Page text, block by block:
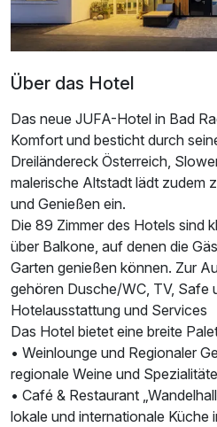
Ausstattung
Für 3 Tage
Doppelzimmer Superior
2 Erwachsene
Über das Hotel
Das neue JUFA-Hotel in Bad
Komfort und besticht durch
Dreiländereck Österreich,
malerische Altstadt lädt zudem
und Genießen ein.
Die 89 Zimmer des Hotels sind
über Balkone, auf denen die
Garten genießen können. Zur
gehören Dusche/WC, TV, Safe
Hotelausstattung und Services
Das Hotel bietet eine breite
• Weinlounge und Regionaler
regionale Weine und
• Café & Restaurant
lokale und internationale Küche